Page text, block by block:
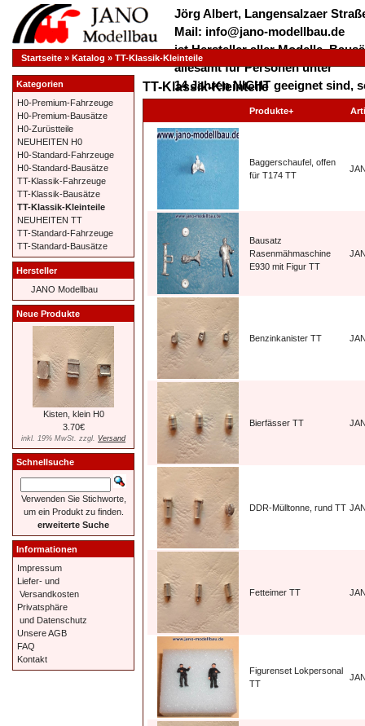
Jörg Albert, Langensalzaer
Mail: info@jano-modellbau.de
ist Hersteller aller Modelle,
allesamt für Personen unter
14 Jahren NICHT geeignet sind,
verschluckt werden dürfen!
*************** Herzlich
***************
Startseite » Katalog » TT-Klassik-Kleinteile
TT-Klassik-Kleinteile
Produkte+
Baggerschaufel, offen
für T174 TT
Bausatz
Rasenmähmaschine
E930 mit Figur TT
Benzinkanister TT
Bierfässer TT
DDR-Mülltonne, rund TT
Fetteimer TT
Figurenset Lokpersonal
TT
Kategorien
H0-Premium-Fahrzeuge
H0-Premium-Bausätze
H0-Zurüstteile
NEUHEITEN H0
H0-Standard-Fahrzeuge
H0-Standard-Bausätze
TT-Klassik-Fahrzeuge
TT-Klassik-Bausätze
TT-Klassik-Kleinteile
NEUHEITEN TT
TT-Standard-Fahrzeuge
TT-Standard-Bausätze
Hersteller
JANO Modellbau
Neue Produkte
Kisten, klein H0
3.70€
inkl. 19% MwSt. zzgl. Versand
Schnellsuche
Verwenden Sie Stichworte,
um ein Produkt zu finden.
erweiterte Suche
Informationen
Impressum
Liefer- und
Versandkosten
Privatsphäre
und Datenschutz
Unsere AGB
FAQ
Kontakt